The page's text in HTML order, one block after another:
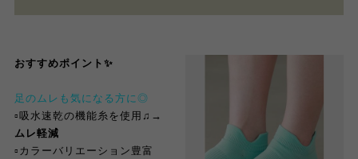
おすすめポイント✨
足のムレも気になる方に◎
▫︎吸水速乾の機能糸を使用♫ →
ムレ軽減
▫︎カラーバリエーション豊富